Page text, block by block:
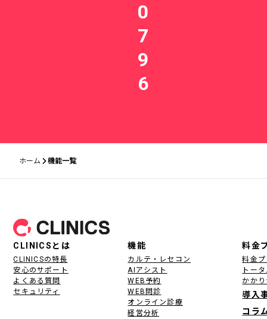
0
7
9
6
ホーム 機能一覧
フッター
CLINICSとは
CLINICSの特長
安心のサポート
よくある質問
セキュリティ
機能
カルテ・レセコン
AIアシスト
WEB予約
WEB問診
オンライン診療
経営分析
料金
料金
トー
かか
導入
コラ